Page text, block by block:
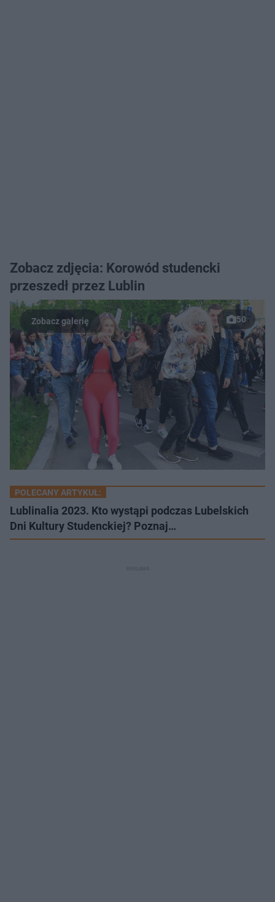
Zobacz zdjęcia: Korowód studencki
przeszedł przez Lublin
50
POLECANY ARTYKUŁ:
Lublinalia 2023. Kto wystąpi podczas Lubelskich
Dni Kultury Studenckiej? Poznaj…